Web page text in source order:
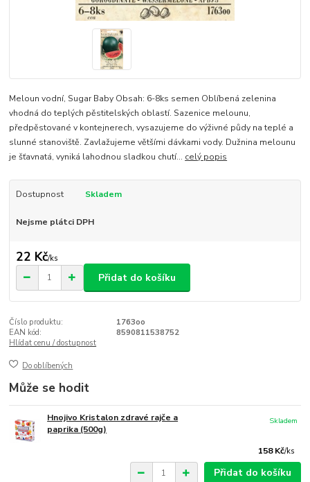
Meloun vodní, Sugar Baby Obsah: 6-8ks semen Oblíbená zelenina
vhodná do teplých pěstitelských oblastí. Sazenice melounu,
předpěstované v kontejnerech, vysazujeme do výživné půdy na teplé a
slunné stanoviště. Zavlažujeme většími dávkami vody. Dužnina melounu
je šťavnatá, vyniká lahodnou sladkou chutí... celý popis
Dostupnost Skladem
Nejsme plátci DPH
22 Kč/ks
Přidat do košíku
Číslo produktu:
1763oo
EAN kód:
8590811538752
Hlídat cenu / dostupnost
Do oblíbených
Může se hodit
Hnojivo Kristalon zdravé rajče a
paprika (500g)
158 Kč/ks
Skladem
Přidat do košíku